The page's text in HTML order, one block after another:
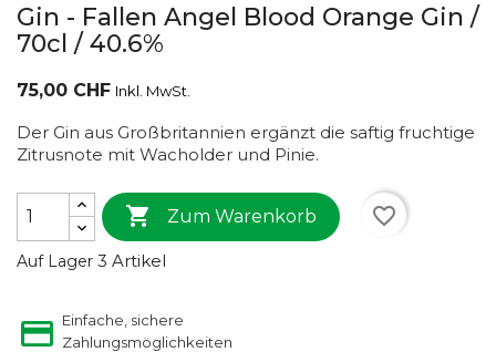
Gin - Fallen Angel Blood Orange Gin /
70cl / 40.6%
75,00 CHF Inkl. MwSt.
Der Gin aus Großbritannien ergänzt die saftig fruchtige
Zitrusnote mit Wacholder und Pinie.
 Zum Warenkorb favorite_border
Auf Lager 3 Artikel
Einfache, sichere
Zahlungsmöglichkeiten